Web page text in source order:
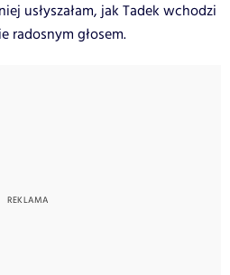
usłyszałam, jak Tadek wchodzi
radosnym głosem.